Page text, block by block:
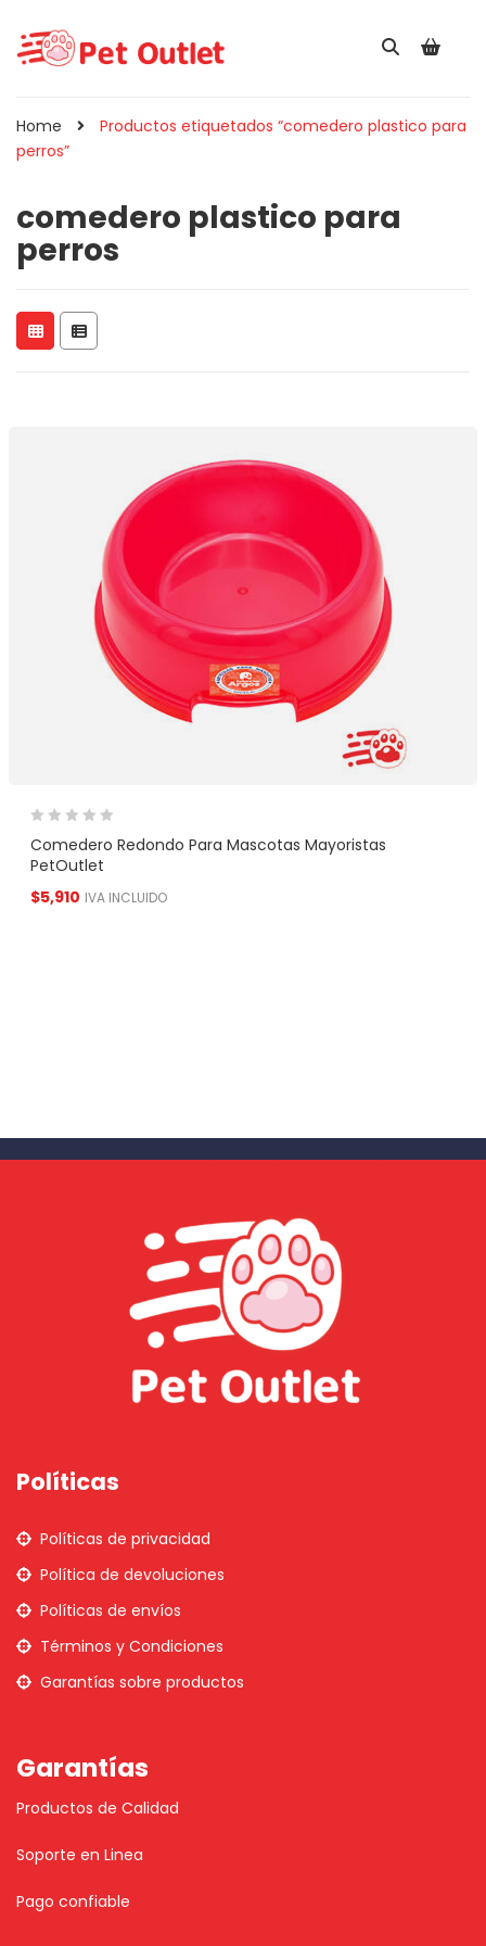
Home
Productos etiquetados “comedero plastico para
perros”
comedero plastico para
perros
Comedero Redondo Para Mascotas Mayoristas
PetOutlet
$5,910 IVA INCLUIDO
Políticas
Políticas de privacidad
Política de devoluciones
Políticas de envíos
Términos y Condiciones
Garantías sobre productos
Garantías
Productos de Calidad
Soporte en Linea
Pago confiable